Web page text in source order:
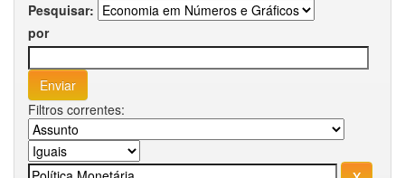
Pesquisar:
por
Filtros correntes: